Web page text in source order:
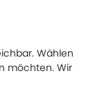
Wählen
möchten. Wir